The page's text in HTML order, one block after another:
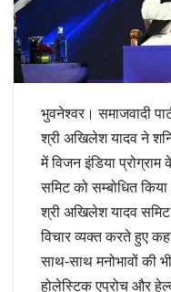
भुवनेश्वर। समाजवादी
श्री अखिलेश यादव ने
में विजन इंडिया
समिट को सम्बोधित
श्री अखिलेश यादव
विचार व्यक्त करते हुए
साथ-साथ मनोभावों की
होलेस्टिक एप्रोच और